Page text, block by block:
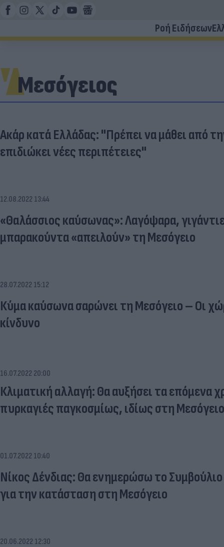
Ροή Ειδήσεων
Μεσόγειος
Ακάρ κατά Ελλάδας: "Πρέπει να μάθει από
επιδιώκει νέες περιπέτειες"
12.08.2022 13:44
«Θαλάσσιος καύσωνας»: Λαγόψαρα,
μπαρακούντα «απειλούν» τη Μεσόγειο
28.07.2022 15:12
Κύμα καύσωνα σαρώνει τη Μεσόγειο – Οι
κίνδυνο
16.07.2022 20:00
Κλιματική αλλαγή: Θα αυξήσει τα επόμενα
πυρκαγιές παγκοσμίως, ιδίως στη Μεσόγειο
01.07.2022 10:40
Νίκος Δένδιας: Θα ενημερώσω το
για την κατάσταση στη Μεσόγειο
20.06.2022 12:30